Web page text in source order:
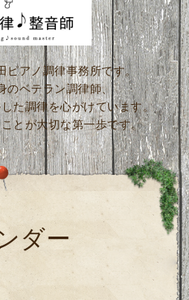
ピアノ調律事務所です。
のベテラン調律師、
た調律を心がけています。
とが大切な第一歩です。
ダー